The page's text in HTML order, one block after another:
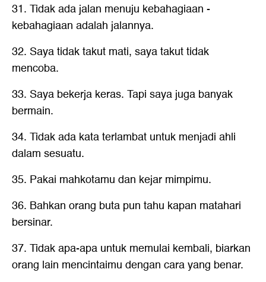
31. Tidak ada jalan menuju kebahagiaan -
kebahagiaan adalah jalannya.
32. Saya tidak takut mati, saya takut tidak
mencoba.
33. Saya bekerja keras. Tapi saya juga banyak
bermain.
34. Tidak ada kata terlambat untuk menjadi ahli
dalam sesuatu.
35. Pakai mahkotamu dan kejar mimpimu.
36. Bahkan orang buta pun tahu kapan matahari
bersinar.
37. Tidak apa-apa untuk memulai kembali, biarkan
orang lain mencintaimu dengan cara yang benar.